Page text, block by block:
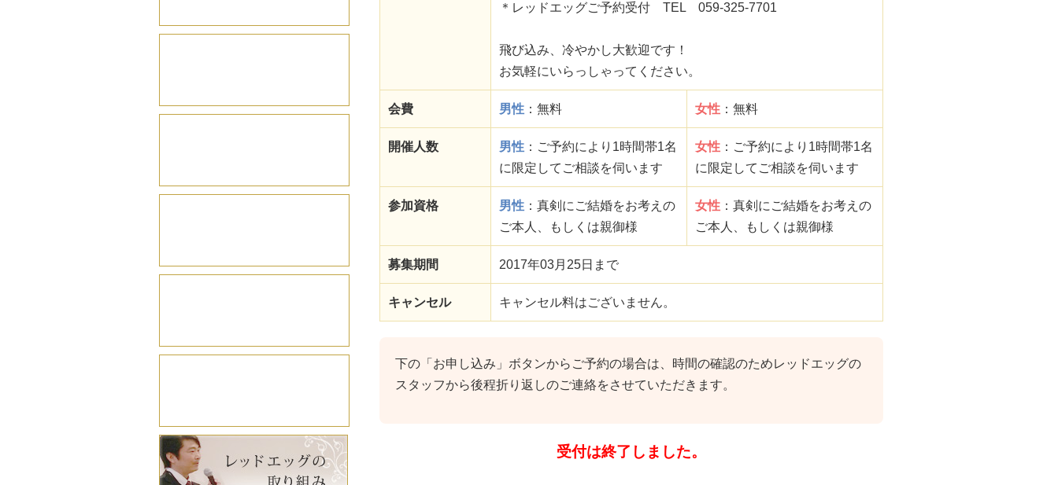
＊レッドエッグご予約受付 TEL 059-325-7701
飛び込み、冷やかし大歓迎です！
お気軽にいらっしゃってください。
会費 男性 ：無料 女性 ：無料
開催人数 男性 ：ご予約により1時間帯1名
に限定してご相談を伺います
女性 ：ご予約により1時間帯1名
に限定してご相談を伺います
参加資格 男性 ：真剣にご結婚をお考えの
ご本人、もしくは親御様
女性 ：真剣にご結婚をお考えの
ご本人、もしくは親御様
募集期間 2017年03月25日まで
キャンセル キャンセル料はございません。
下の「お申し込み」ボタンからご予約の場合は、時間の確認のためレッドエッグの
スタッフから後程折り返しのご連絡をさせていただきます。
受付は終了しました。